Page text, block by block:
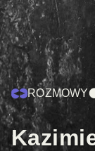
ROZMOWY